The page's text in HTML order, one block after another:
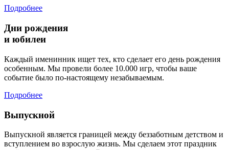
Подробнее
Дни рождения
и юбилеи
Каждый именинник ищет тех, кто сделает его день рождения
особенным. Мы провели более 10.000 игр, чтобы ваше
событие было по-настоящему незабываемым.
Подробнее
Выпускной
Выпускной является границей между беззаботным детством и
вступлением во взрослую жизнь. Мы сделаем этот праздник